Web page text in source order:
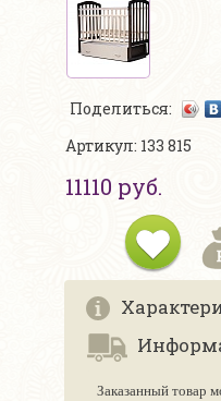
Поделиться:
Артикул: 133 815
11110 руб.
Заказанный товар